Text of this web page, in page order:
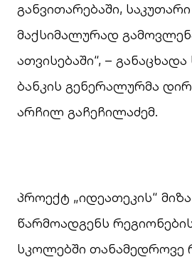
განვითარებაში,
მაქსიმალურად
ათვისებაში“, –
ბანკის გენერალურმა
არჩილ გაჩეჩილაძემ.
პროექტ „იდეათეკის“
წარმოადგენს
სკოლებში თანამედროვე